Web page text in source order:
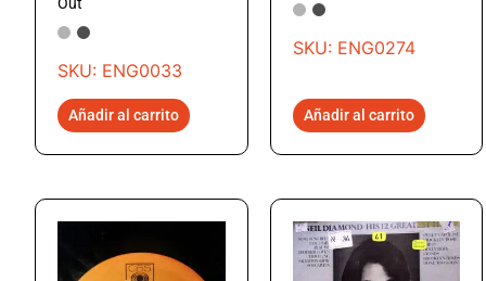
Out
SKU: ENG0033
Añadir al carrito
SKU: ENG0274
Añadir al carrito